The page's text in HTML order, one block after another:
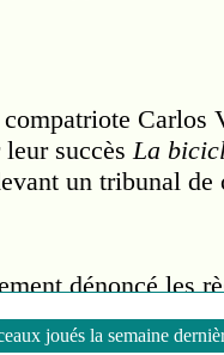
Carlos
leur succèsLa
un tribunal
dénoncé les
pour la
joués la semaine